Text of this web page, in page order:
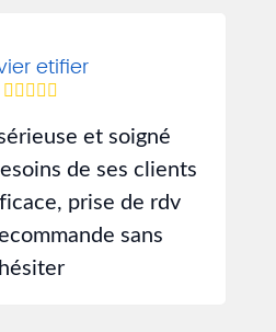
etifier
et soigné
de ses clients
prise de rdv
sans
hésiter